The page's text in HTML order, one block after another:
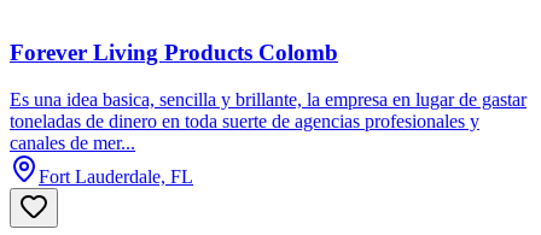
Forever Living Products Colomb
Es una idea basica, sencilla y brillante, la empresa en lugar de gastar
toneladas de dinero en toda suerte de agencias profesionales y
canales de mer...
Fort Lauderdale, FL